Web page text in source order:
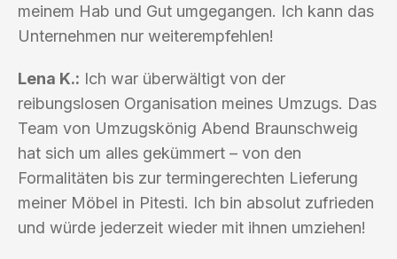
meinem Hab und Gut umgegangen. Ich kann das
Unternehmen nur weiterempfehlen!
Lena K.: Ich war überwältigt von der
reibungslosen Organisation meines Umzugs. Das
Team von Umzugskönig Abend Braunschweig
hat sich um alles gekümmert – von den
Formalitäten bis zur termingerechten Lieferung
meiner Möbel in Pitesti. Ich bin absolut zufrieden
und würde jederzeit wieder mit ihnen umziehen!